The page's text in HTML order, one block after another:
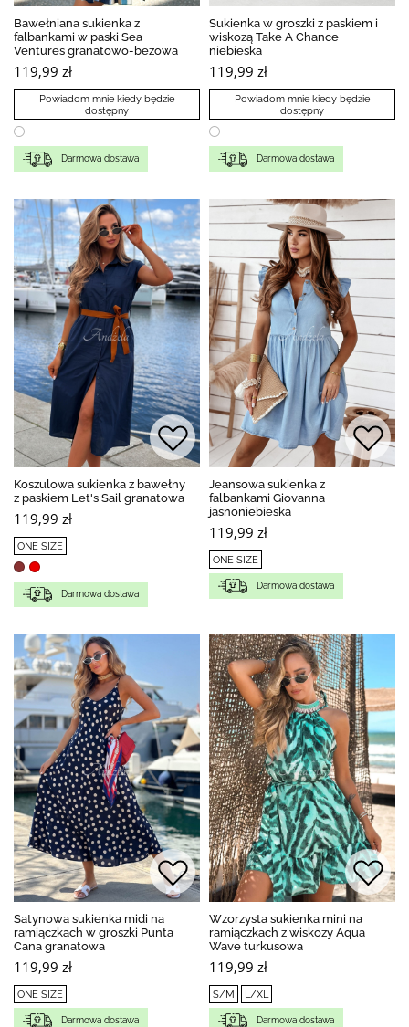
Bawełniana sukienka z
falbankami w paski Sea
Ventures granatowo-beżowa
119,99 zł
Powiadom mnie kiedy będzie
dostępny
Darmowa dostawa
Sukienka w groszki z paskiem i
wiskozą Take A Chance
niebieska
119,99 zł
Powiadom mnie kiedy będzie
dostępny
Darmowa dostawa
Koszulowa sukienka z bawełny
z paskiem Let's Sail granatowa
119,99 zł
ONE SIZE
Darmowa dostawa
Jeansowa sukienka z
falbankami Giovanna
jasnoniebieska
119,99 zł
ONE SIZE
Darmowa dostawa
Satynowa sukienka midi na
ramiączkach w groszki Punta
Cana granatowa
119,99 zł
ONE SIZE
Darmowa dostawa
Wzorzysta sukienka mini na
ramiączkach z wiskozy Aqua
Wave turkusowa
119,99 zł
S/M L/XL
Darmowa dostawa